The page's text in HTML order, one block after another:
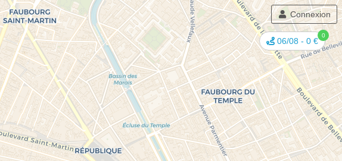
Connexion
06/08 - 0 €
0